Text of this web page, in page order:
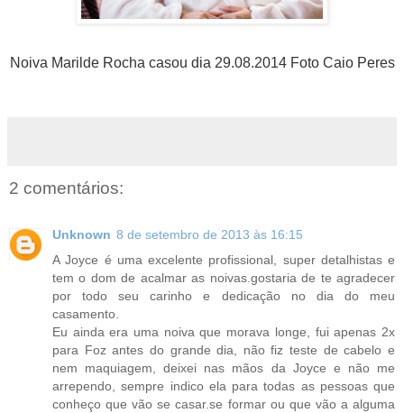
Noiva Marilde Rocha casou dia 29.08.2014 Foto Caio Peres
2 comentários:
Unknown 8 de setembro de 2013 às 16:15
A Joyce é uma excelente profissional, super detalhistas e
tem o dom de acalmar as noivas.gostaria de te agradecer
por todo seu carinho e dedicação no dia do meu
casamento.
Eu ainda era uma noiva que morava longe, fui apenas 2x
para Foz antes do grande dia, não fiz teste de cabelo e
nem maquiagem, deixei nas mãos da Joyce e não me
arrependo, sempre indico ela para todas as pessoas que
conheço que vão se casar.se formar ou que vão a alguma